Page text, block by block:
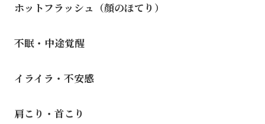
ホットフラッシュ（顔のほてり）
不眠・中途覚醒
イライラ・不安感
肩こり・首こり